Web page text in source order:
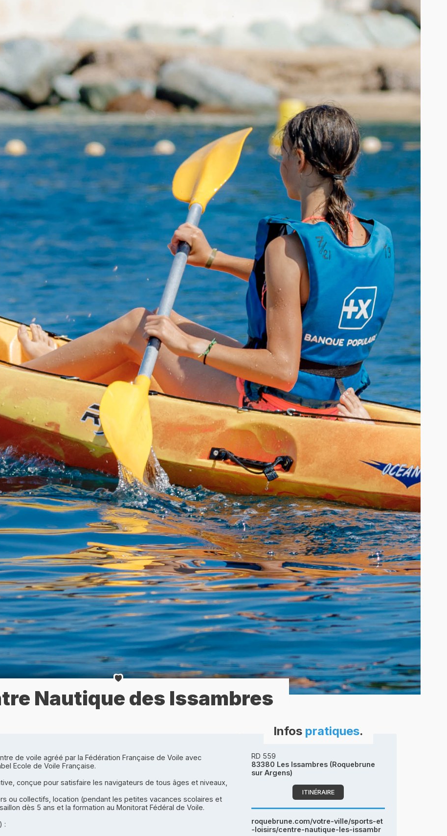
Nautique des Issambres
de voile agréé par la Fédération Française de Voile avec
Ecole de Voile Française.
conçue pour satisfaire les navigateurs de tous âges et niveaux,
ou collectifs, location (pendant les petites vacances scolaires et
dès 5 ans et la formation au Monitorat Fédéral de Voile.
:
Infos pratiques.
RD 559
83380 Les Issambres (Roquebrune
sur Argens)
ITINÉRAIRE
roquebrune.com/votre-ville/sports-et
-loisirs/centre-nautique-les-issambr